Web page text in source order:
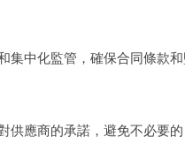
集中化監管，確保合同條款和
供應商的承諾，避免不必要